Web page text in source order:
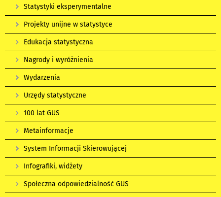
Statystyki eksperymentalne
Projekty unijne w statystyce
Edukacja statystyczna
Nagrody i wyróżnienia
Wydarzenia
Urzędy statystyczne
100 lat GUS
Metainformacje
System Informacji Skierowującej
Infografiki, widżety
Społeczna odpowiedzialność GUS